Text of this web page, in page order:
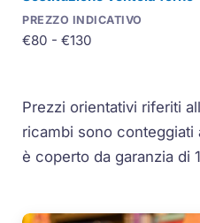
€80 - €130
Prezzi orientativi riferiti
ricambi sono conteggiati
è coperto da garanzia di